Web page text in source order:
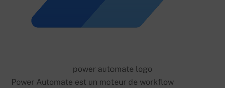
power automate logo
Power Automate est un moteur de workflow